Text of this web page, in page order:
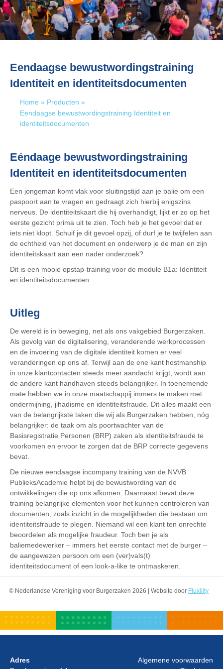
Eendaagse bewustwordingstraining
Identiteit en identiteitsdocumenten
Home » Producten »
Eendaagse bewustwordingstraining Identiteit en
identiteitsdocumenten
Eéndaage bewustwordingstraining
Identiteit en identiteitsdocumenten
Een jongeman komt vlak voor sluitingstijd aan je balie om een
paspoort aan te vragen en gedraagt zich hierbij enigszins
nerveus. De identiteitskaart die hij overhandigt, lijkt er zo op het
eerste gezicht prima uit te zien. Toch heb je het gevoel dat er
iets niet klopt. Schuif je dit gevoel opzij, of durf je te twijfelen aan
de echtheid van het document en onderwerp je de man en zijn
identiteitskaart aan een nader onderzoek?
Dit is een mooie opstap-training voor de module B1a: Identiteit
en identiteitsdocumenten.
Uitleg
De wereld is in beweging, net als ons vakgebied Burgerzaken.
Als gevolg van de digitalisering, veranderende werkprocessen
en de invoering van de digitale identiteit komen er veel
veranderingen op ons af. Terwijl aan de ene kant hostmanship
in onze klantcontacten steeds meer aandacht krijgt, wordt aan
de andere kant handhaven steeds belangrijker. In toenemende
mate hebben we in onze maatschappij immers te maken met
ondermijning, jihadisme en identiteitsfraude. Dit alles maakt een
van de belangrijkste taken die wij als Burgerzaken hebben, nóg
belangrijker: de taak om als poortwachter van de
Basisregistratie Personen (BRP) zaken als identiteitsfraude te
voorkomen en ervoor te zorgen dat de BRP correcte gegevens
bevat.
De nieuwe eendaagse incompany training van de NVVB
PublieksAcademie helpt bij de bewustwording van de
ontwikkelingen die op ons afkomen. Daarnaast bevat deze
training belangrijke elementen voor het kunnen controleren van
documenten, zoals inzicht in de mogelijkheden die bestaan om
identiteitsfraude te plegen. Niemand wil een klant ten onrechte
beoordelen als mogelijke fraudeur. Toch ben je als
baliemedewerker – immers het eerste contact met de burger –
de aangewezen persoon om een (ver)vals(t)
identiteitsdocument of een look-a-like te ontmaskeren.
© Nederlandse Vereniging voor Burgerzaken 2026 | Website door Fluxility
Adres
Algemene voorwaarden